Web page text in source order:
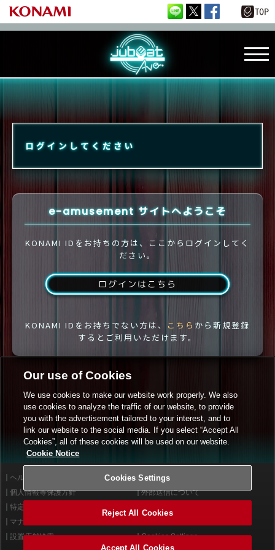
ログインしてください
e-amusement サイトへようこそ
KONAMI IDをお持ちの方は、ここからログインしてく
ださい。
ログインはこちら
KONAMI IDをお持ちでない方は、 こちら から新規登録
するとご利用いただけます。
ヘルプ
利用規約
個人情報等保護方針
外部送信について
特定商取引法に基づく表示
マナー＆ルール
設置店舗検索
Cookies Settings
Our use of Cookies
We use cookies to make our website work properly. We also
use cookies to analyze the traffic of our website, to provide
you with the advertisement tailored to your interest, and to
link our website to the social media. If you select “Accept All
Cookies”, all of these cookies will be used on our website.
Cookie Notice
Cookies Settings
Reject All Cookies
Accept All Cookies